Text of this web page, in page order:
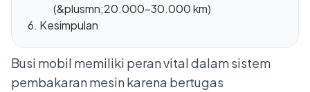
(&plusmn;20.000–30.000 km)
Kesimpulan
Busi mobil memiliki peran vital dalam sistem
pembakaran mesin karena bertugas